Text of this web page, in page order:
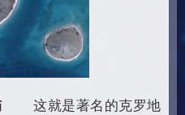
这就是著名的克罗地